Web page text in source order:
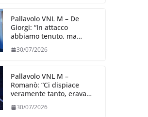
Pallavolo VNL M – De
Giorgi: “In attacco
abbiamo tenuto, ma
dalla prestazione in
30/07/2026
Pallavolo VNL M –
Romanò: “Ci dispiace
veramente tanto, eravamo
impareremo”
30/07/2026